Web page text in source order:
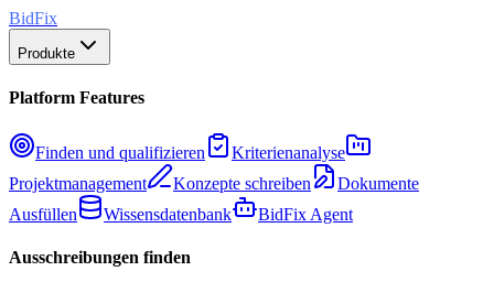
BidFix
Produkte
Platform Features
Finden und qualifizieren
Kriterienanalyse
Projektmanagement
Konzepte schreiben
Dokumente
Ausfüllen
Wissensdatenbank BidFix Agent
Ausschreibungen finden